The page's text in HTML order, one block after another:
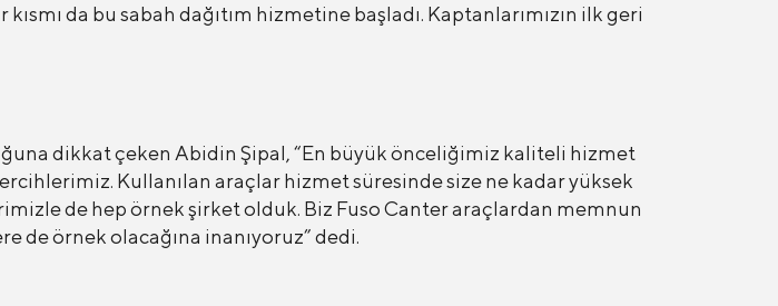
da bu sabah dağıtım hizmetine başladı. Kaptanlarımızın ilk geri
dikkat çeken Abidin Şipal, “En büyük önceliğimiz kaliteli hizmet
Kullanılan araçlar hizmet süresinde size ne kadar yüksek
de hep örnek şirket olduk. Biz Fuso Canter araçlardan memnun
de örnek olacağına inanıyoruz” dedi.